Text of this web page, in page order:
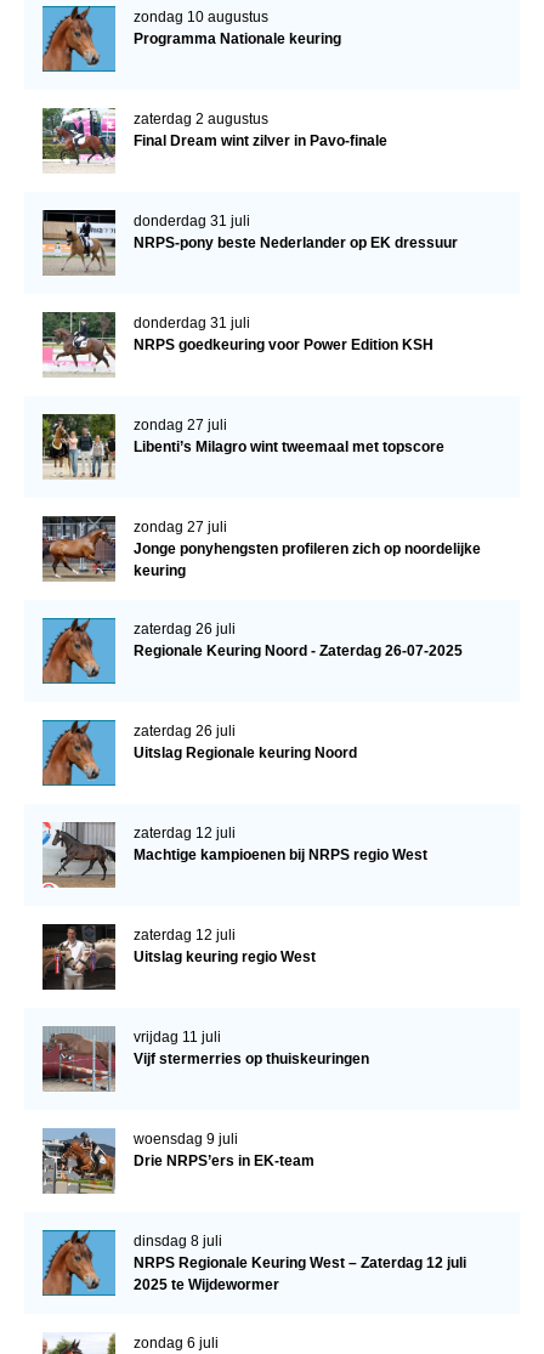
zondag 10 augustus
Programma Nationale keuring
zaterdag 2 augustus
Final Dream wint zilver in Pavo-finale
donderdag 31 juli
NRPS-pony beste Nederlander op EK dressuur
donderdag 31 juli
NRPS goedkeuring voor Power Edition KSH
zondag 27 juli
Libenti’s Milagro wint tweemaal met topscore
zondag 27 juli
Jonge ponyhengsten profileren zich op noordelijke
keuring
zaterdag 26 juli
Regionale Keuring Noord - Zaterdag 26-07-2025
zaterdag 26 juli
Uitslag Regionale keuring Noord
zaterdag 12 juli
Machtige kampioenen bij NRPS regio West
zaterdag 12 juli
Uitslag keuring regio West
vrijdag 11 juli
Vijf stermerries op thuiskeuringen
woensdag 9 juli
Drie NRPS’ers in EK-team
dinsdag 8 juli
NRPS Regionale Keuring West – Zaterdag 12 juli
2025 te Wijdewormer
zondag 6 juli